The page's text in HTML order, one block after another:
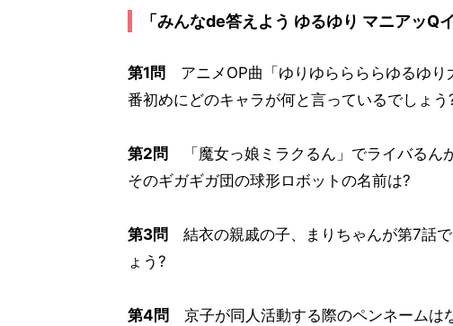
「みんなde答えよう ゆるゆり マニアッ
第1問 アニメOP曲「ゆりゆららららゆるゆり
番初めにどのキャラが何と言っているでしょう
第2問 「魔女っ娘ミラクるん」でライバるん
そのギガギガ団の球形ロボットの名前は?
第3問 結衣の親戚の子、まりちゃんが第7話
ょう?
第4問 京子が同人活動する際のペンネームは